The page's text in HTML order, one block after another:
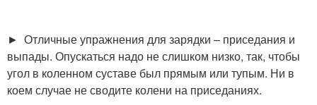
► Отличные упражнения для зарядки – приседания и
выпады. Опускаться надо не слишком низко, так, чтобы
угол в коленном суставе был прямым или тупым. Ни в
коем случае не сводите колени на приседаниях.